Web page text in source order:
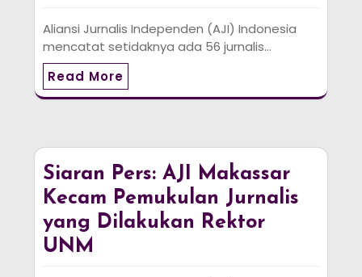
Aliansi Jurnalis Independen (AJI) Indonesia
mencatat setidaknya ada 56 jurnalis…
Read More
Siaran Pers: AJI Makassar
Kecam Pemukulan Jurnalis
yang Dilakukan Rektor
UNM